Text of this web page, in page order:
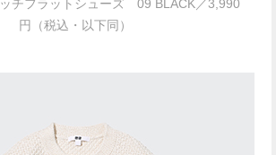
チフラットシューズ 09 BLACK／3,990
円（税込・以下同）